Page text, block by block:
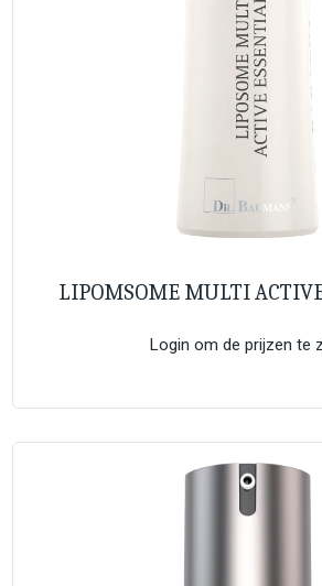
LIPOMSOME MULTI
Login om de prijzen te